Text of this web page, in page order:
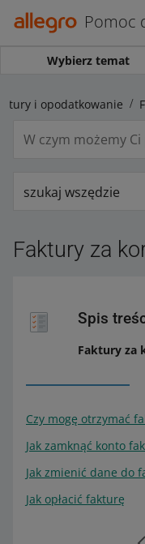
Pomoc
Wybierz temat
i opodatkowanie
szukaj wszędzie
Faktury za
Spis
Faktury za
Czy mogę otrzymać
Jak zamknąć konto
Jak zmienić dane do
Jak opłacić fakturę